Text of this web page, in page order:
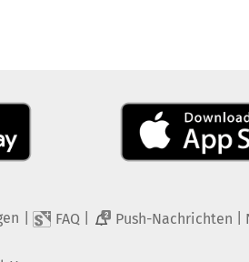
FAQ 2 Push-Nachrichten